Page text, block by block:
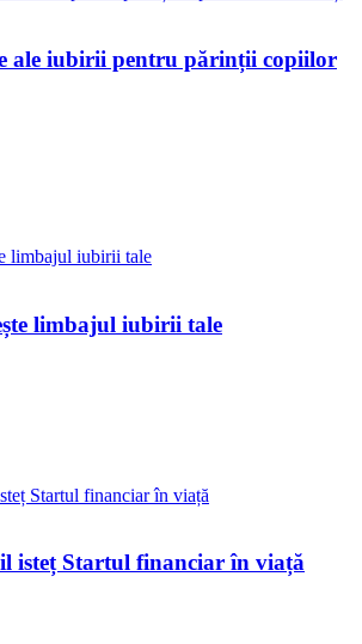
ale iubirii pentru părinții copiilor
limbajul iubirii tale
isteț Startul financiar în viață